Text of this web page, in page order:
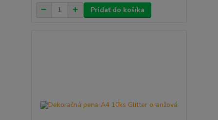
Pridať do košíka